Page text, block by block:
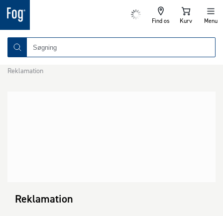
Find os Kurv Menu
Reklamation
Reklamation